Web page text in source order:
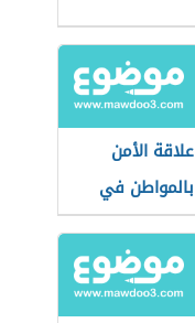
علاقة الأمن
بالمواطن في
بعدها الاجتماعي